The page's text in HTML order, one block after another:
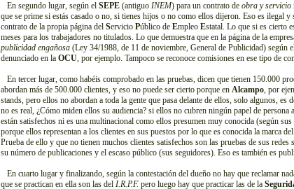
En segundo lugar, según el SEPE (antiguo INEM) para un contrato de obra y servicio
que se prime si estás casado o no, si tienes hijos o no como ellos dijeron. Eso es ilegal
contrato de la propia página del Servicio Público de Empleo Estatal. Lo que si es cierto
meses para los trabajadores no titulados. Lo que demuestra que en la página de la
publicidad engañosa (Ley 34/1988, de 11 de noviembre, General de Publicidad) según
denunciado en la OCU, por ejemplo. Tampoco se reconoce comisiones en ese tipo de
En tercer lugar, como habéis comprobado en las pruebas, dicen que tienen 150.000
abordan más de 500.000 clientes, y eso no puede ser cierto porque en Alcampo, por
stands, pero ellos no abordan a toda la gente que pasa delante de ellos, solo algunos, es
no es real, ¿Cómo miden ellos su audiencia? si ellos no cubren ningún papel de
están satisfechos ni es una multinacional como ellos presumen muy conocida (según sus
porque ellos representan a los clientes en sus puestos por lo que es conocida la marca
Prueba de ello y que no tienen muchos clientes satisfechos son las pruebas de sus
su número de publicaciones y el escaso público (sus seguidores). Eso es también es
En cuarto lugar y finalizando, según la contestación del dueño no hay que reclamar
que se practican en ella son las del I.R.P.F. pero luego hay que practicar las de la